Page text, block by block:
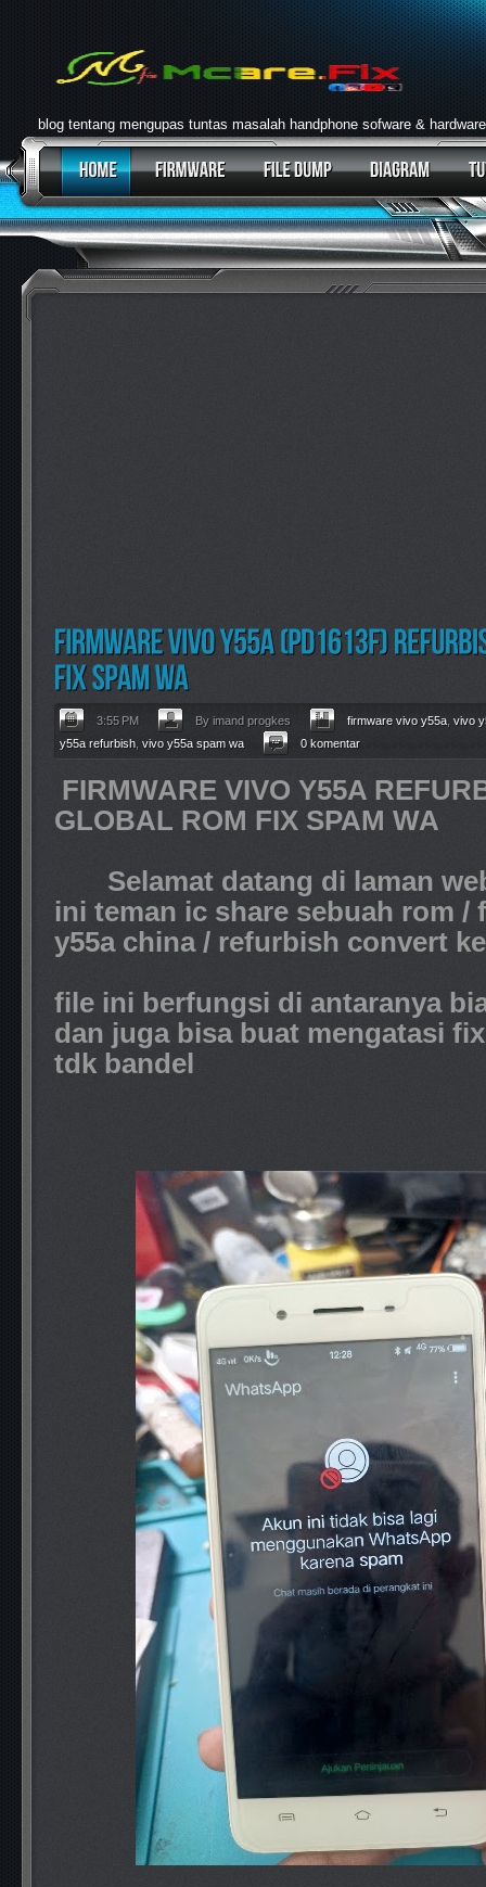
blog tentang mengupas tuntas masalah handphone sofware & hardware
3:55 PM By imand progkes firmware vivo y55a vivo
y55a refurbish vivo y55a spam wa 0 komentar
FIRMWARE VIVO Y55A
GLOBAL ROM FIX SPAM WA
Selamat datang di laman
ini teman ic share sebuah rom /
y55a china / refurbish convert
file ini berfungsi di antaranya
dan juga bisa buat mengatasi
tdk bandel